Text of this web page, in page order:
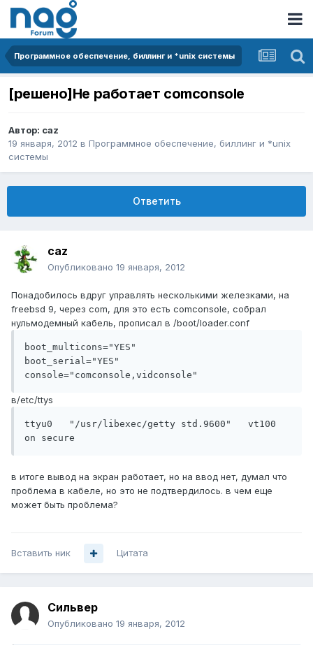
Программное обеспечение, биллинг и *unix системы
[решено]Не работает comconsole
Автор: caz
19 января, 2012 в Программное обеспечение, биллинг и *unix
системы
Ответить
caz
Опубликовано 19 января, 2012
Понадобилось вдруг управлять несколькими железками, на
freebsd 9, через com, для это есть comconsole, собрал
нульмодемный кабель, прописал в /boot/loader.conf
boot_multicons="YES"
boot_serial="YES"
console="comconsole,vidconsole"
в/etc/ttys
ttyu0   "/usr/libexec/getty std.9600"   vt100
on secure
в итоге вывод на экран работает, но на ввод нет, думал что
проблема в кабеле, но это не подтвердилось. в чем еще
может быть проблема?
Вставить ник Цитата
Сильвер
Опубликовано 19 января, 2012